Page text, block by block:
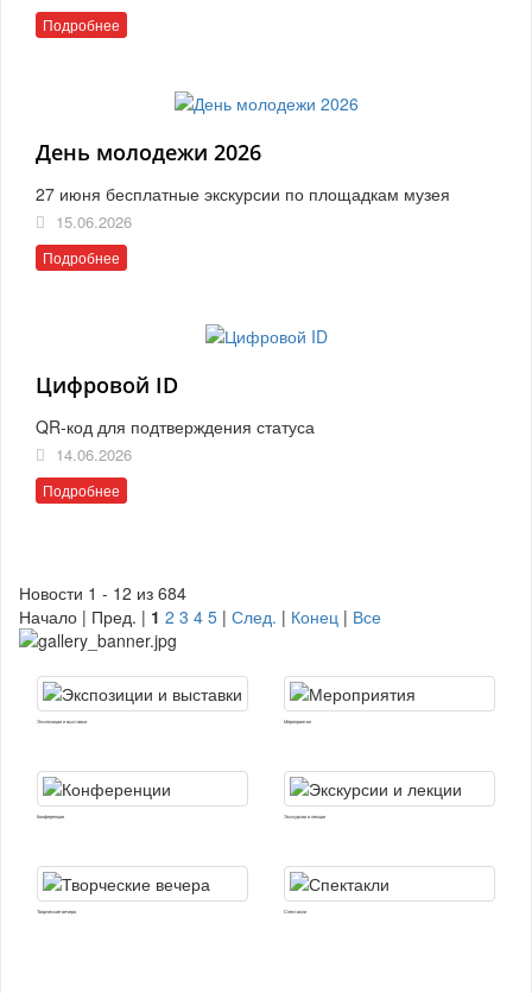
Подробнее
День молодежи 2026
27 июня бесплатные экскурсии по площадкам музея
15.06.2026
Подробнее
Цифровой ID
QR-код для подтверждения статуса
14.06.2026
Подробнее
Новости 1 - 12 из 684
Начало | Пред. | 1 2 3 4 5 | След. | Конец | Все
Экспозиции и выставки Мероприятия
Конференции Экскурсии и лекции
Творческие вечера Спектакли